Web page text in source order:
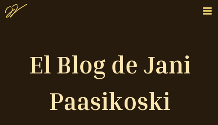
El Blog de Jani
Paasikoski